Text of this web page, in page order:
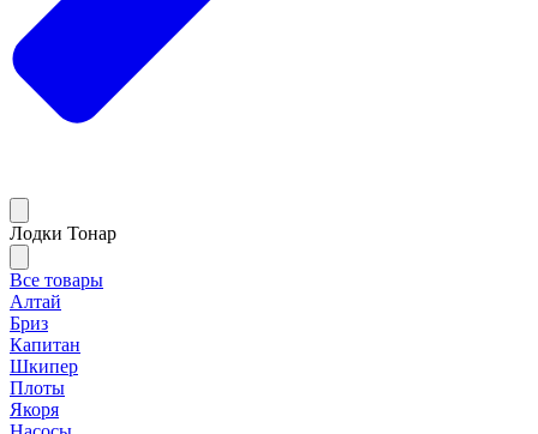
Лодки Тонар
Все товары
Алтай
Бриз
Капитан
Шкипер
Плоты
Якоря